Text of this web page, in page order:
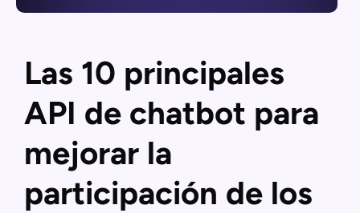
Las 10 principales
API de chatbot para
mejorar la
participación de los